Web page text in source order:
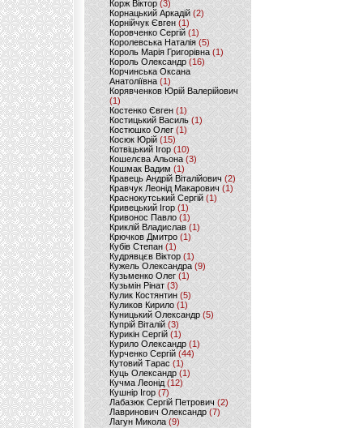
Корж Віктор (3)
Корнацький Аркадій (2)
Корнійчук Євген (1)
Коровченко Сергій (1)
Королевська Наталія(5)
Король Марія Григорівна (1)
Король Олександр (16)
Корчинська Оксана
Анатоліївна (1)
Корявченков Юрій Валерійович
(1)
Костенко Євген (1)
Костицький Василь (1)
Костюшко Олег (1)
Косюк Юрій (15)
Котвіцький Ігор (10)
Кошелєва Альона(3)
Кошмак Вадим (1)
Кравець Андрій Віталійович (2)
Кравчук Леонід Макарович (1)
Краснокутський Сергій (1)
Кривецький Ігор (1)
Кривонос Павло (1)
Криклій Владислав (1)
Крючков Дмитро(1)
Кубів Степан(1)
Кудрявцєв Віктор (1)
Кужель Олександра (9)
Кузьменко Олег (1)
Кузьмін Рінат(3)
Кулик Костянтин(5)
Куликов Кирило (1)
Куницький Олександр (5)
Купрій Віталій (3)
Курикін Сергій(1)
Курило Олександр (1)
Курченко Сергій (44)
Кутовий Тарас (1)
Куць Олександр (1)
Кучма Леонід (12)
Кушнір Ігор(7)
Лабазюк Сергій Петрович (2)
Лавринович Олександр(7)
Лагун Микола(9)